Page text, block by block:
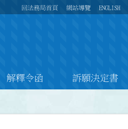
回法務局首頁 網站導覽 ENGLISH
解釋令函 訴願決定書